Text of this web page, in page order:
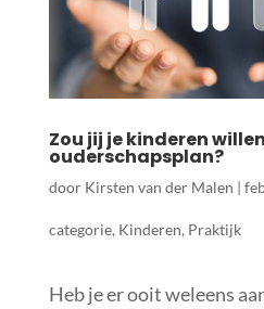
Zou jij je kinderen
ouderschapsplan?
door Kirsten van der Malen |
categorie, Kinderen, Praktijk
Heb je er ooit weleens